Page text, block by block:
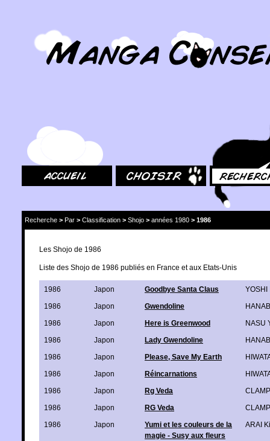
Recherche > Par > Classification > Shojo > années 1980 > 1986
Les Shojo de 1986
Liste des Shojo de 1986 publiés en France et aux Etats-Unis
1986 Japon Goodbye Santa Claus
YOSHI
1986
Japon Gwendoline
1986
Japon Here is Greenwood
NASU
1986
Japon Lady Gwendoline
1986
Japon Please, Save My Earth
1986
Japon Réincarnations
1986
Japon Rg Veda
CLAMP
1986
Japon RG Veda
CLAMP
1986
Japon
Yumi et les couleurs de la
magie - Susy aux fleurs
ARAI